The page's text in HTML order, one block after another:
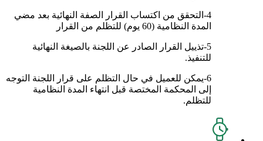
4-التحقق من اكتساب القرار الصفة النهائية بعد مضي
المدة النظامية (60 يوم) للتظلم من القرار
5-تذييل القرار الصادر عن اللجنة بالصيغة النهائية
للتنفيذ.
6-يمكن للعميل في حال التظلم على قرار اللجنة التوجه
إلى المحكمة المختصة قبل انتهاء المدة النظامية
للتظلم.